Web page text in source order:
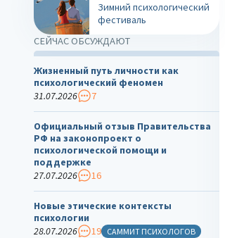
Зимний психологический
фестиваль
СЕЙЧАС ОБСУЖДАЮТ
Жизненный путь личности как
психологический феномен
31.07.2026
7
Официальный отзыв Правительства
РФ на законопроект о
психологической помощи и
поддержке
27.07.2026
16
Новые этические контексты
психологии
28.07.2026
19 САММИТ ПСИХОЛОГОВ